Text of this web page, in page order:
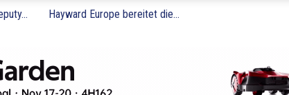
Hayward Europe bereitet die...